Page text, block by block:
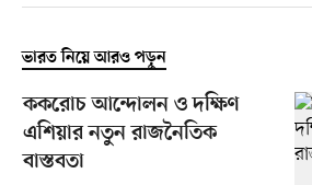
ভারত নিয়ে আরও পড়ুন
ককরোচ আন্দোলন ও দক্ষিণ
এশিয়ার নতুন রাজনৈতিক
বাস্তবতা